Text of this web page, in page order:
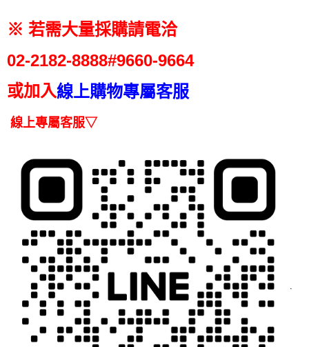
3.實際核准額度、可分期數及費用金額請依後續交易確認頁面所載為準。
4.訂單成立30分鐘內，如未前往確認交易或遇審核未通過，訂單將自動取
法說明評估內容。
1.分期款項不併入電信帳單，「大哥付你分期」於每月結算日後寄送繳費提
醒簡訊。
帳／街口支付／iPASS MONEY」等通路繳費。
1.本服務係由「台灣大哥大股份有限公司」（以下簡稱本公司）所提供，讓
用戶於交易時，得透過本服務購買商品或服務，並由商店將買賣／分期付款
買賣價金債權讓與本公司後，依約使用本公司帳單繳交帳款。
2.基於同意付款使用「大哥付你分期」之契約關係目的，商店將以您的個人
資料（包含姓名、電話或地址）提供予台灣大哥大進項蒐集、處理及利用，
由本公司與您本人進行分期帳單所需資料之確認、核對及更正。
3.完整用戶服務條款，請詳閱以下連結：https://oppay.tw/userRule
便利好安心！
１．簡單：不需註冊會員、不需綁卡、不需儲值。
３．安心：先確認商品／服務後，再付款。
【「AFTEE先享後付」結帳流程】
１．於結帳方式選擇「AFTEE先享後付」後，將跳轉至「AFTEE先享後付」
２．訂單成立數日內，您將收到繳費通知簡訊。
※ 請注意：結帳手續完成當下不需立刻繳費，但若您需要取消訂單，請聯絡
購買商品的店家。未經商家同意取消之訂單仍視為有效，需透過AFTEE先享
※ 交易是否成功請以「AFTEE先享後付 」之結帳頁面顯示為準，若有關於
是否繳費成功／繳費後需取消欲退款等相關疑問，請聯繫「AFTEE先享後付
https://netprotections.freshdesk.com/support/home
【注意事項】
１．透過由恩沛科技股份有限公司提供之「AFTEE先享後付」服務完成之交
易，需依本服務之必要範圍內提供個人資料，並將交易相關給付款項請求債
權轉讓予恩沛科技股份有限公司。
２．關於個人資料處理事宜，請瀏覽以下網址：
https://aftee.tw/terms/#terms3
３．未成年的使用者請事先徵得法定代理人或監護人之同意方可使用
「AFTEE先享後付」，若未經同意申辦者引起之損失，本公司不負相關責
白鵝山腳-常溫宅配
每筆NT$150，滿NT$2,000(含以上)免運費
※ 若需大量採購請電洽
02-2182-8888#9660-9664
或加入線上購物專屬客服
線上專屬客服▽
.